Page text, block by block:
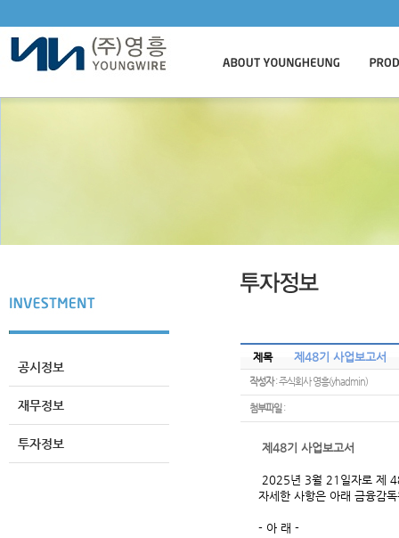
공시정보
재무정보
투자정보
제목 제48기 사업보고서
작성자: 주식회사 영흥(yhadmin)
첨부파일:
제48기 사업보고서
2025년 3월 21일자로 제
자세한 사항은 아래 금융감
- 아 래 -